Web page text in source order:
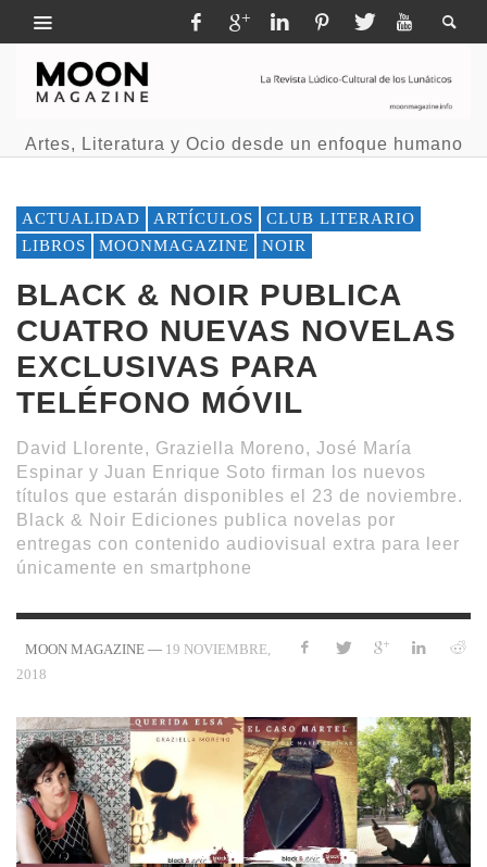
Artes, Literatura y Ocio desde un enfoque humano
ACTUALIDAD ARTÍCULOS
CLUB LITERARIO
LIBROS
MOONMAGAZINE NOIR
BLACK & NOIR PUBLICA
CUATRO NUEVAS NOVELAS
EXCLUSIVAS PARA
TELÉFONO MÓVIL
David Llorente, Graziella Moreno, José María
Espinar y Juan Enrique Soto firman los nuevos
títulos que estarán disponibles el 23 de noviembre.
Black & Noir Ediciones publica novelas por
entregas con contenido audiovisual extra para leer
únicamente en smartphone
MOON MAGAZINE — 19 NOVIEMBRE,
2018